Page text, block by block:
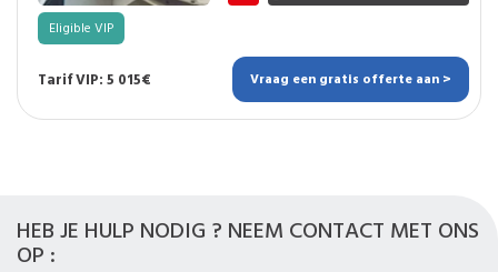
Eligible VIP
Tarif VIP: 5 015€ Vraag een gratis offerte aan >
HEB JE HULP NODIG ? NEEM CONTACT MET ONS
OP :